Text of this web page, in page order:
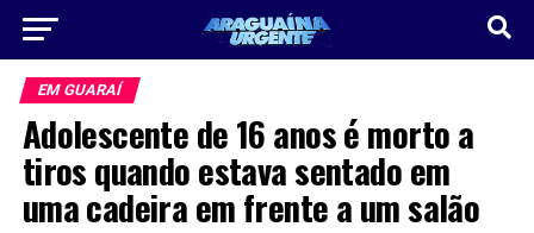
EM GUARAÍ
Adolescente de 16 anos é morto a
tiros quando estava sentado em
uma cadeira em frente a um salão